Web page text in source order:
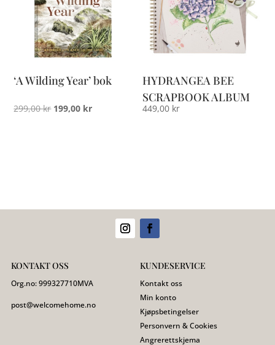
‘A Wilding Year’ bok
299,00kr Opprinnelig
199,00 krNåværende
HYDRANGEA BEE
SCRAPBOOK ALBUM
449,00 kr
KONTAKT OSS
Org.no:999327710MVA
post@welcomehome.no
KUNDESERVICE
Kontakt oss
Min konto
Kjøpsbetingelser
Personvern & Cookies
Angrerettskjema